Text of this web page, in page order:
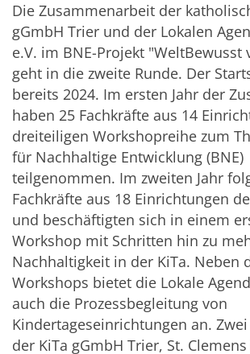
Die Zusammenarbeit der
gGmbH Trier und der Lokalen
e.V. im BNE-Projekt "WeltBewusst
geht in die zweite Runde. Der
bereits 2024. Im ersten Jahr der
haben 25 Fachkräfte aus 14
dreiteiligen Workshopreihe zum
für Nachhaltige Entwicklung (BNE)
teilgenommen. Im zweiten Jahr
Fachkräfte aus 18 Einrichtungen
und beschäftigten sich in einem
Workshop mit Schritten hin zu
Nachhaltigkeit in der KiTa. Neben
Workshops bietet die Lokale
auch die Prozessbegleitung von
Kindertageseinrichtungen an.
der KiTa gGmbH Trier, St.